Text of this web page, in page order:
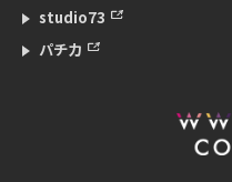
studio73
パチカ